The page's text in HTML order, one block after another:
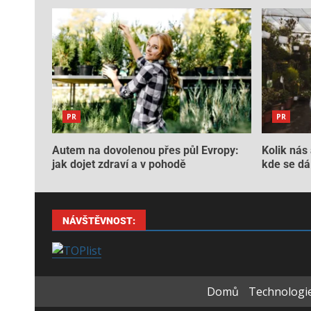
PR
Autem na dovolenou přes půl Evropy:
jak dojet zdraví a v pohodě
PR
Kolik nás
kde se
NÁVŠTĚVNOST:
Domů